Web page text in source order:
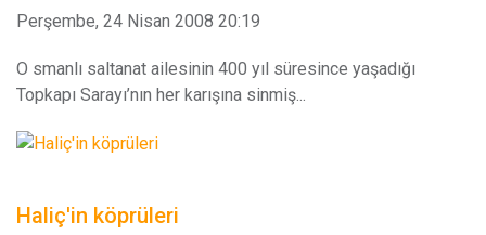
Perşembe, 24 Nisan 2008 20:19
O smanlı saltanat ailesinin 400 yıl süresince yaşadığı
Topkapı Sarayı’nın her karışına sinmiş...
Haliç'in köprüleri